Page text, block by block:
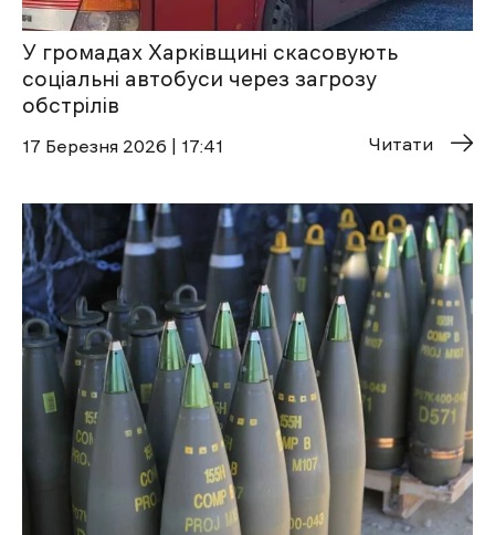
У громадах Харківщині скасовують
соціальні автобуси через загрозу
обстрілів
17 Березня 2026 | 17:41 Читати